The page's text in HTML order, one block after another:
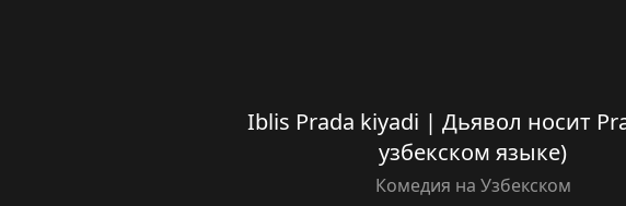
Iblis Prada kiyadi | Дьявол носит
узбекском языке)
Комедия на Узбекском